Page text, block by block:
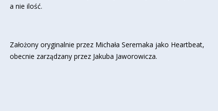
a nie ilość.
Założony oryginalnie przez Michała Seremaka jako Heartbeat,
obecnie zarządzany przez Jakuba Jaworowicza.